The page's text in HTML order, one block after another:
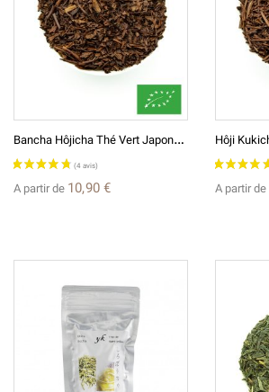
(4 avis)
B
Ancha Hôjicha Thé Vert Japonais Grillé BIO* 番茶ほうじ茶
A partir de 10,90 € A partir de